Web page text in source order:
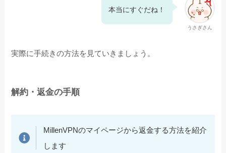
うさぎさん
本当にすぐだね！
実際に手続きの方法を見ていきましょう。
解約・返金の手順
MillenVPNのマイページから返金する方法を紹介
します